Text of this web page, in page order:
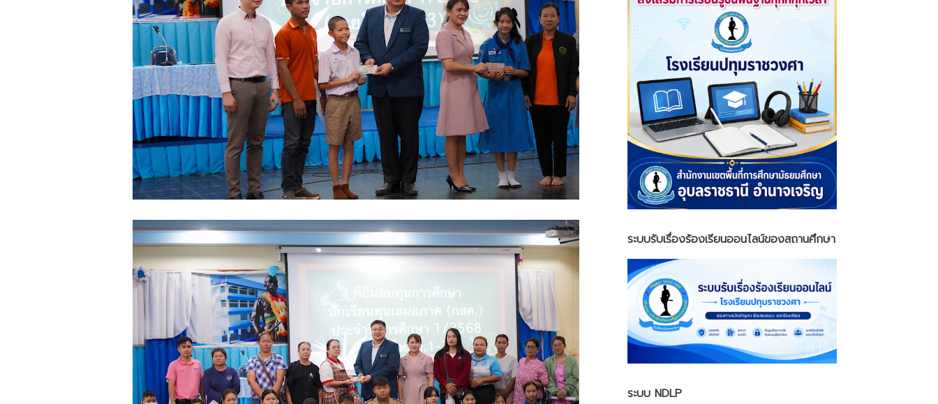
ระบบรับเรื่องร้องเรียนออนไลน์ของสถานศึกษา
ระบบ NDLP